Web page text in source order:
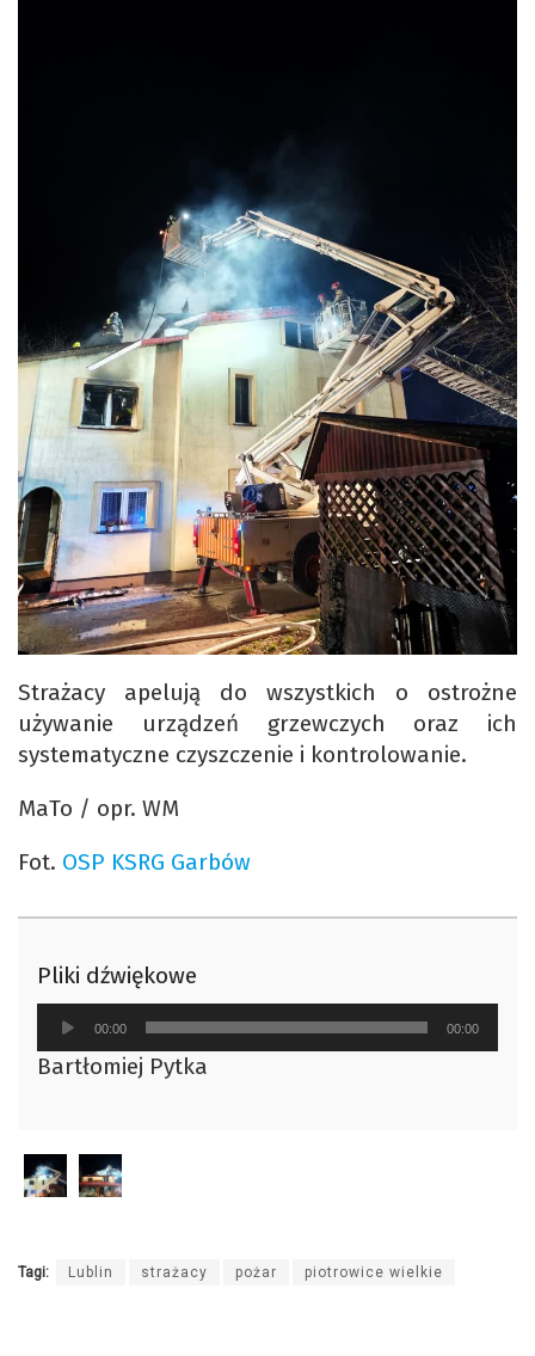
Strażacy apelują do wszystkich o ostrożne
używanie urządzeń grzewczych oraz ich
systematyczne czyszczenie i kontrolowanie.
MaTo / opr. WM
Fot. OSP KSRG Garbów
Pliki dźwiękowe
Odtwarzacz
plików
dźwiękowych
00:00 00:00
Bartłomiej Pytka
Tagi: Lublin strażacy pożar piotrowice wielkie